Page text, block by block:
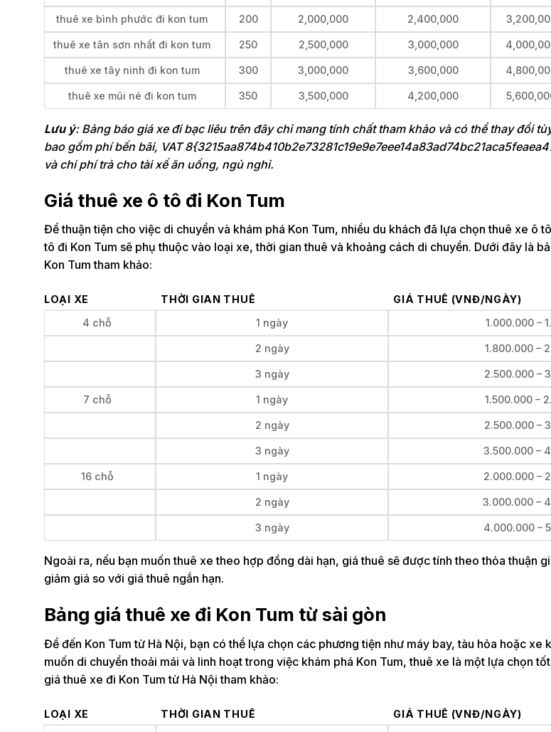
thuê xe bình phước đi kon tum 200 2,000,000 2,400,000
thuê xe tân sơn nhất đi kon tum 250 2,500,000 3,000,000
thuê xe tây ninh đi kon tum 300 3,000,000 3,600,000
thuê xe mũi né đi kon tum 350 3,500,000 4,200,000
Lưu ý: Bảng báo giá xe đi bạc liêu trên đây chỉ mang tính chất tham khảo và có thể thay đổi
bao gồm phí bến bãi, VAT
và chi phí trả cho tài xế ăn uống, ngủ nghỉ.
Giá thuê xe ô tô đi Kon Tum
Để thuận tiện cho việc di chuyển và khám phá Kon Tum, nhiều du khách đã lựa chọn thuê xe ô
tô đi Kon Tum sẽ phụ thuộc vào loại xe, thời gian thuê và khoảng cách di chuyển. Dưới đây là
Kon Tum tham khảo:
LOẠI XE THỜI GIAN THUÊ
GIÁ THUÊ (VNĐ/NGÀY)
4 chỗ
1 ngày 1.000.000 –
2 ngày 1.800.000 –
3 ngày 2.500.000 –
7 chỗ 1 ngày 1.500.000 –
2 ngày 2.500.000 –
3 ngày 3.500.000 –
16 chỗ 1 ngày 2.000.000 –
2 ngày 3.000.000 –
3 ngày 4.000.000 –
Ngoài ra, nếu bạn muốn thuê xe theo hợp đồng dài hạn, giá thuê sẽ được tính theo thỏa thuận
giảm giá so với giá thuê ngắn hạn.
Bảng giá thuê xe đi Kon Tum từ sài gòn
Để đến Kon Tum từ Hà Nội, bạn có thể lựa chọn các phương tiện như máy bay, tàu hỏa hoặc xe
muốn di chuyển thoải mái và linh hoạt trong việc khám phá Kon Tum, thuê xe là một lựa chọn
giá thuê xe đi Kon Tum từ Hà Nội tham khảo:
LOẠI XE THỜI GIAN THUÊ
GIÁ THUÊ (VNĐ/NGÀY)